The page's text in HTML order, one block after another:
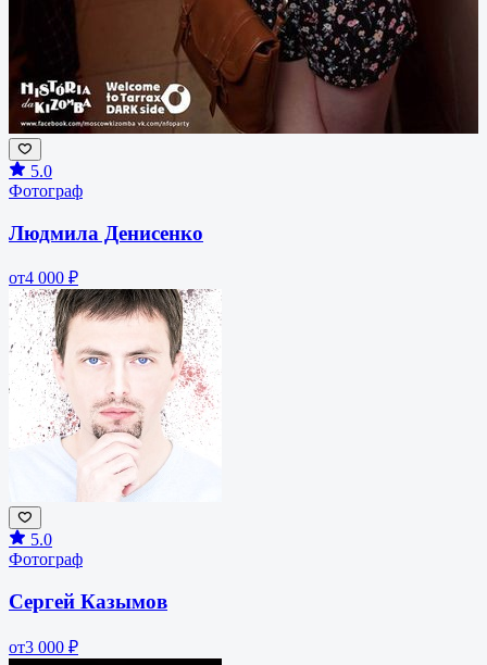
5.0
Фотограф
Людмила Денисенко
от4 000 ₽
5.0
Фотограф
Сергей Казымов
от3 000 ₽